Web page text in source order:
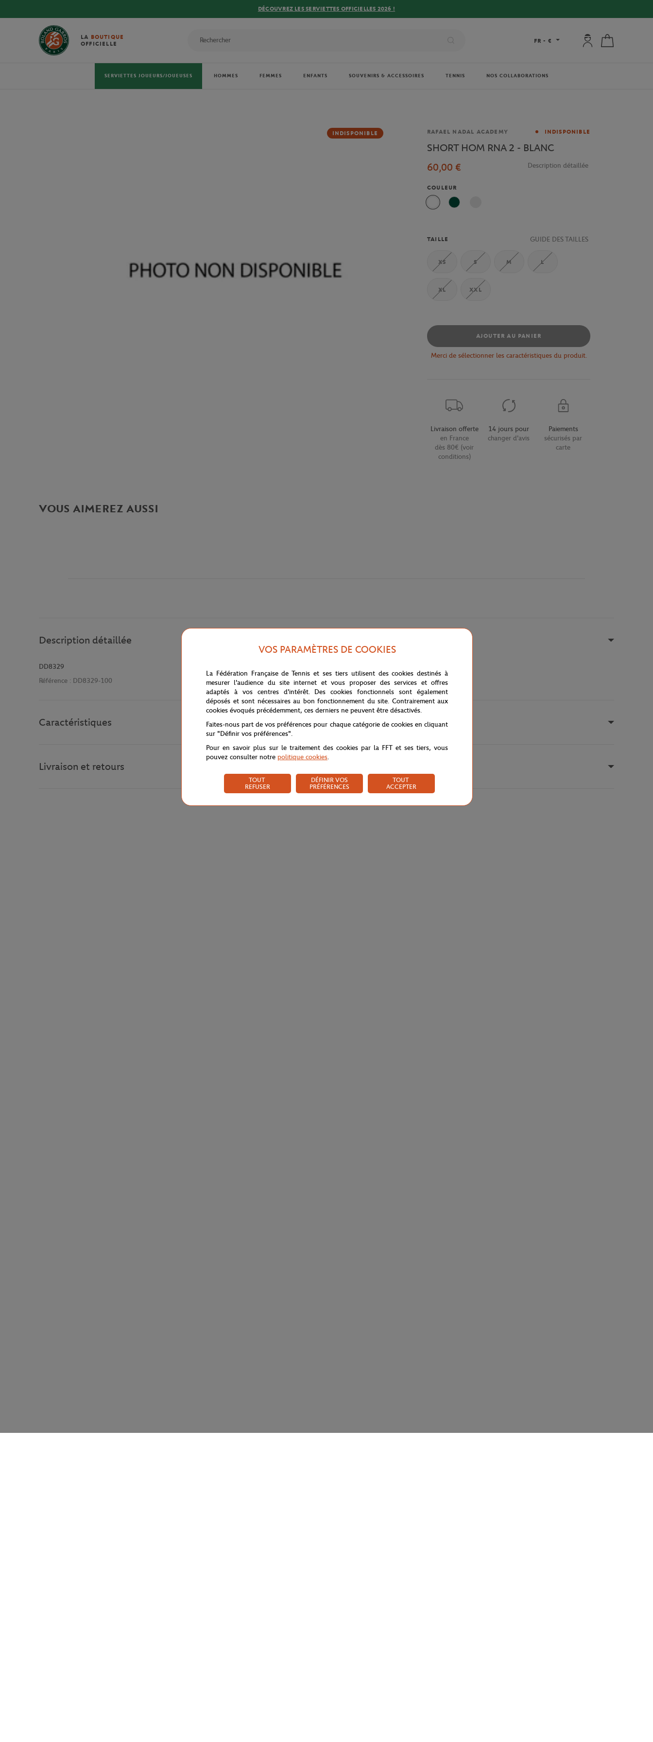
DÉCOUVREZ LES SERVIETTES OFFICIELLES 2026 !
LA BOUTIQUE
OFFICIELLE
FR - € Mon compte : se
SERVIETTES JOUEURS/JOUEUSES HOMMES FEMMES ENFANTS SOUVENIRS & ACCESSOIRES TENNIS NOS COLLABORATIONS
INDISPONIBLE Marque
RAFAEL NADAL ACADEMY INDISPONIBLE
SHORT HOM RNA 2 - BLANC
60,00 €
Description détaillée
COULEUR
Blanc Vert
TAILLE GUIDE DES TAILLES
XS S M L
XL XXL
AJOUTER AU PANIER
Merci de sélectionner les caractéristiques du produit.
Livraison offerte
en France
dès 80€ (voir
conditions)
14 jours pour
changer d'avis
Paiements
sécurisés par
carte
VOUS AIMEREZ AUSSI
Description détaillée
DD8329
Référence : DD8329-100
Caractéristiques
Livraison et retours
VOS PARAMÈTRES DE COOKIES
La Fédération Française de Tennis et ses tiers utilisent des cookies destinés à
mesurer l'audience du site internet et vous proposer des services et offres
adaptés à vos centres d'intérêt. Des cookies fonctionnels sont également
déposés et sont nécessaires au bon fonctionnement du site. Contrairement aux
cookies évoqués précédemment, ces derniers ne peuvent être désactivés.
Faites-nous part de vos préférences pour chaque catégorie de cookies en cliquant
sur "Définir vos préférences".
Pour en savoir plus sur le traitement des cookies par la FFT et ses tiers, vous
pouvez consulter notre politique cookies.
TOUT
REFUSER
DÉFINIR VOS
PRÉFÉRENCES
TOUT
ACCEPTER